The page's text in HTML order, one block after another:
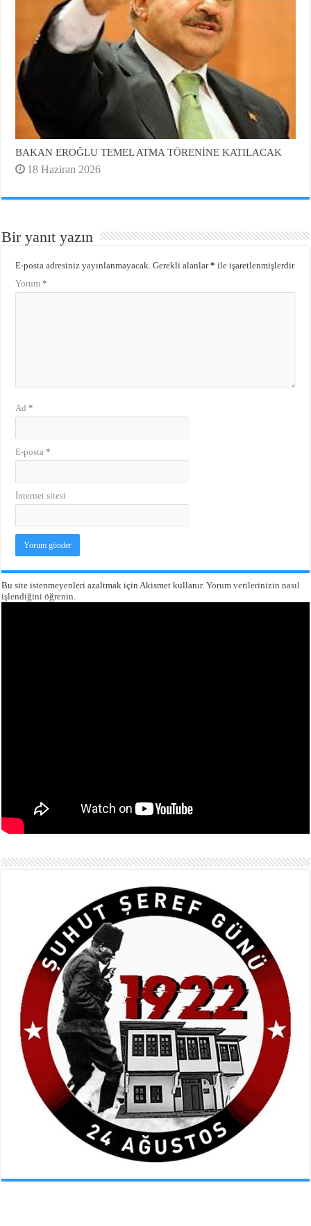
BAKAN EROĞLU TEMEL ATMA TÖRENİNE KATILACAK
18 Haziran 2026
Bir yanıt yazın
E-posta adresiniz yayınlanmayacak. Gerekli alanlar* ile işaretlenmişlerdir
Yorum*
Ad*
E-posta*
İnternet sitesi
Bu site istenmeyenleri azaltmak için Akismet kullanır.Yorum verilerinizin nasıl
işlendiğini öğrenin.